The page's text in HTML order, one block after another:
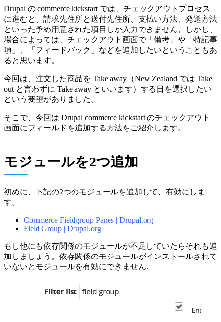
Drupal の commerce kickstart では、チェックアウトプロセス
に進むと、請求先住所と送付先住所、支払い方法、発送方法
といった予め用意された項目しか入力できません。しかし、
場合によっては、チェックアウト画面で「備考」や「特記事
項」、「フィードバック」などを追加したいということもあ
ると思います。
今回は、注文した商品を Take away（New Zealand では Take
out と言わずに Take away といいます）する日を選択したい
という要望がありました。
そこで、今回は Drupal commerce kickstart のチェックアウト
画面にフィールドを追加する方法をご紹介します。
モジュールを2つ追加
初めに、下記の2つのモジュールを追加して、有効にしま
す。
Commerce Fieldgroup Panes | Drupal.org
Field Group | Drupal.org
もし他にも依存関係のモジュールが不足していたらそれも追
加しましょう。依存関係のモジュールがインストールされて
いないとモジュールを有効にできません。